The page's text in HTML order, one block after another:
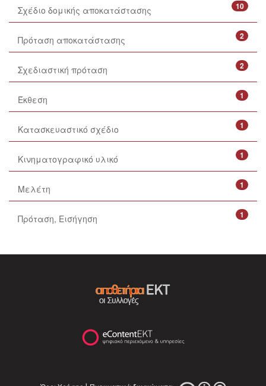
10
Σχέδιο δομικής αποκατάστασης
2
Πρόταση αποκατάστασης
2
Σχεδιαστική πρόταση
1
Έκθεση
1
Κατασκευαστικό σχέδιο
1
Κινηματογραφικό υλικό
1
Μελέτη
1
Πρόταση, Εισήγηση